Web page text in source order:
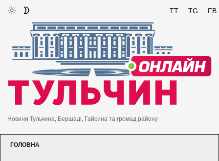
FB
TG
TT
Новини Тульчина, Бершаді, Гайсина та громад району
ГОЛОВНА